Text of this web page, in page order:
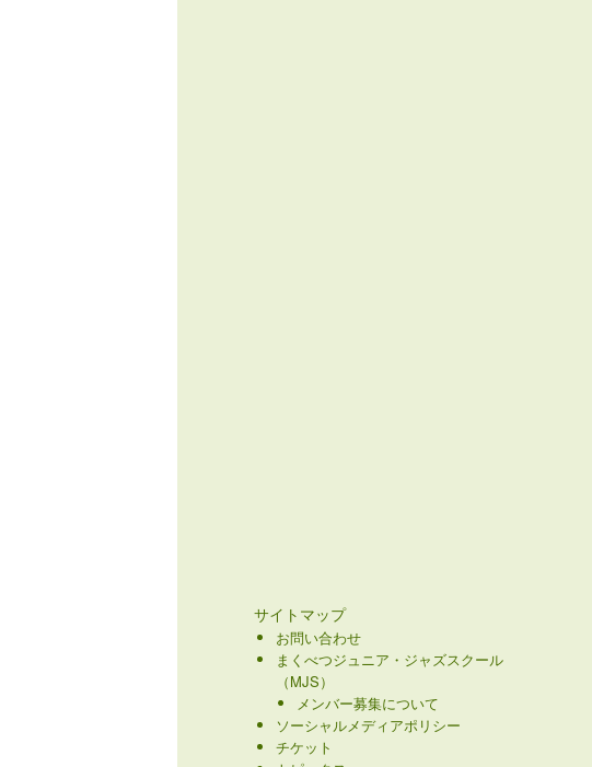
サイトマップ
お問い合わせ
まくべつジュニア・ジャズスクール
（MJS）
メンバー募集について
ソーシャルメディアポリシー
チケット